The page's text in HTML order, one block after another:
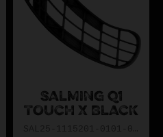
SALMING Q1
TOUCH X BLACK